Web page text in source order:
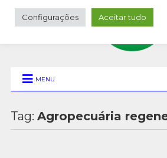
MENU
Tag: Agropecuária
Configurações Aceitar tudo